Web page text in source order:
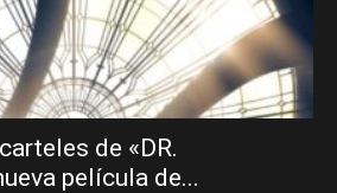
de «DR.
película de...